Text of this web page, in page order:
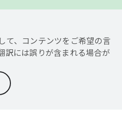
て、コンテンツをご希望の言
訳には誤りが含まれる場合が